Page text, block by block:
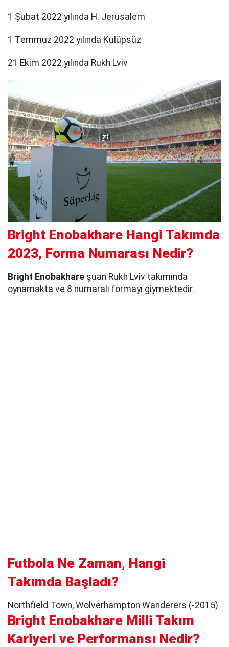
1 Şubat 2022 yılında H. Jerusalem
1 Temmuz 2022 yılında Kulüpsüz
21 Ekim 2022 yılında Rukh Lviv
Bright Enobakhare Hangi Takımda
2023, Forma Numarası Nedir?
Bright Enobakhare şuan Rukh Lviv takımında
oynamakta ve 8 numaralı formayı giymektedir.
Futbola Ne Zaman, Hangi
Takımda Başladı?
Northfield Town, Wolverhampton Wanderers (-2015)
Bright Enobakhare Milli Takım
Kariyeri ve Performansı Nedir?